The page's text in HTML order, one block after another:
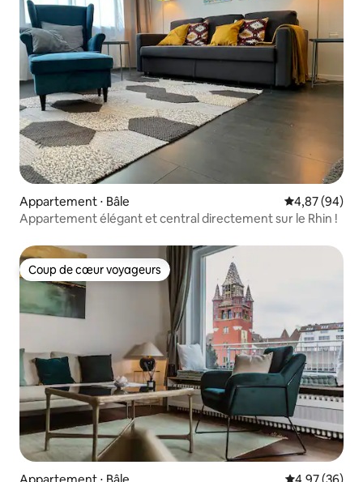
Appartement ⋅ Bâle Évaluation
4,87 (94)
Appartement élégant et central directement sur le Rhin !
Coup de cœur voyageurs
Coup de cœur voyageurs